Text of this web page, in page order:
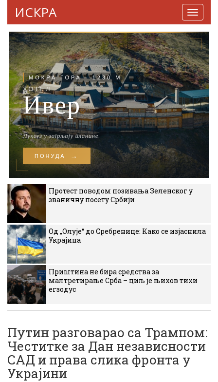
ИСКРА
Протест поводом позивања Зеленског у
званичну посету Србији
Од „Олује“ до Сребренице: Како се изјаснила
Украјина
Приштина не бира средства за
малтретирање Срба – циљ је њихов тихи
егзодус
Путин разговарао са Трампом:
Честитке за Дан независности
САД и права слика фронта у
Украјини